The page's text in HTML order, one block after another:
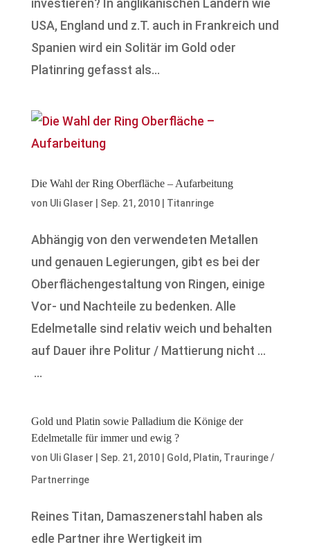
investieren? In anglikanischen Ländern wie
USA, England und z.T. auch in Frankreich und
Spanien wird ein Solitär im Gold oder
Platinring gefasst als...
Die Wahl der Ring Oberfläche – Aufarbeitung
von Uli Glaser Sep. 21, 2010| Titanringe
Abhängig von den verwendeten Metallen
und genauen Legierungen, gibt es bei der
Oberflächengestaltung von Ringen, einige
Vor- und Nachteile zu bedenken. Alle
Edelmetalle sind relativ weich und behalten
auf Dauer ihre Politur / Mattierung nicht …
...
Gold und Platin sowie Palladium die Könige der
Edelmetalle für immer und ewig ?
von Uli Glaser Sep. 21, 2010| Gold , Platin, Trauringe /
Partnerringe
Reines Titan, Damaszenerstahl haben als
edle Partner ihre Wertigkeit im